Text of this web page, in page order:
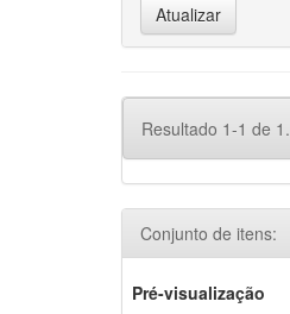
Resultado 1-1 de 1.
Conjunto de itens:
Pré-visualização